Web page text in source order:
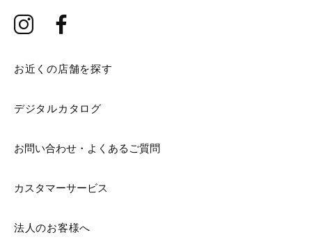
お近くの店舗を探す
デジタルカタログ
お問い合わせ・よくあるご質問
カスタマーサービス
法人のお客様へ